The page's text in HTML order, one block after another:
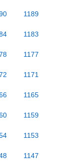
1189
1183
1177
1171
1165
1159
1153
1147